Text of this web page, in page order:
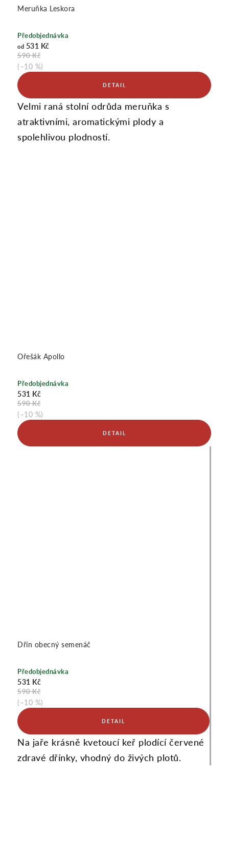
Meruňka Leskora
Předobjednávka
od 531 Kč
590 Kč
(–10 %)
Velmi raná stolní odrůda meruňka s
atraktivními, aromatickými plody a
spolehlivou plodností.
Ořešák Apollo
Předobjednávka
531 Kč
590 Kč
(–10 %)
Dřín obecný semenáč
Předobjednávka
531 Kč
590 Kč
(–10 %)
Na jaře krásně kvetoucí keř plodící červené
zdravé dřínky, vhodný do živých plotů.